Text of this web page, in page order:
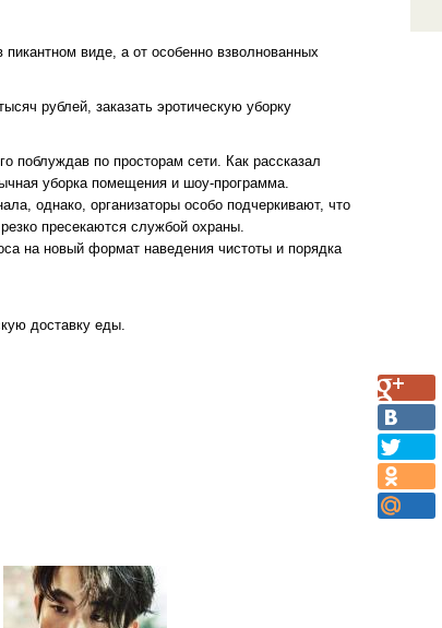
виде, а от особенно взволнованных
рублей, заказать эротическую уборку
поблуждав по просторам сети. Как рассказал
уборка помещения и шоу-программа.
однако, организаторы особо подчеркивают, что
пресекаются службой охраны.
на новый формат наведения чистоты и порядка
доставку еды.